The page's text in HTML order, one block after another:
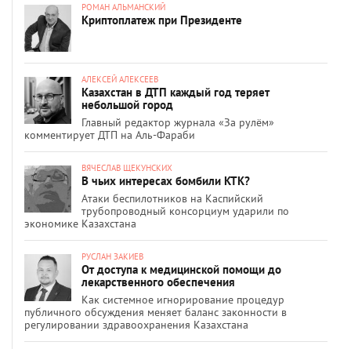
РОМАН АЛЬМАНСКИЙ
Криптоплатеж при Президенте
АЛЕКСЕЙ АЛЕКСЕЕВ
Казахстан в ДТП каждый год теряет
небольшой город
Главный редактор журнала «За рулём»
комментирует ДТП на Аль-Фараби
ВЯЧЕСЛАВ ЩЕКУНСКИХ
В чьих интересах бомбили КТК?
Атаки беспилотников на Каспийский
трубопроводный консорциум ударили по
экономике Казахстана
РУСЛАН ЗАКИЕВ
От доступа к медицинской помощи до
лекарственного обеспечения
Как системное игнорирование процедур
публичного обсуждения меняет баланс законности в
регулировании здравоохранения Казахстана